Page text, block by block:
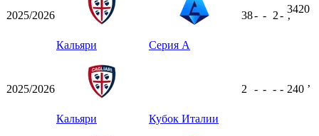
2025/2026
Кальяри Серия А
38- - 2-
3420
ʼ
2025/2026
Кальяри Кубок Италии
2 - - - - 240 ʼ